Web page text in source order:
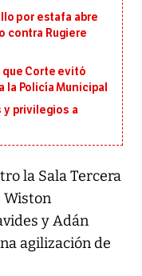
por estafa abre
contra Rugiere
Corte evitó
la Policía Municipal
y privilegios a
la Sala Tercera
Wiston
y Adán
agilización de